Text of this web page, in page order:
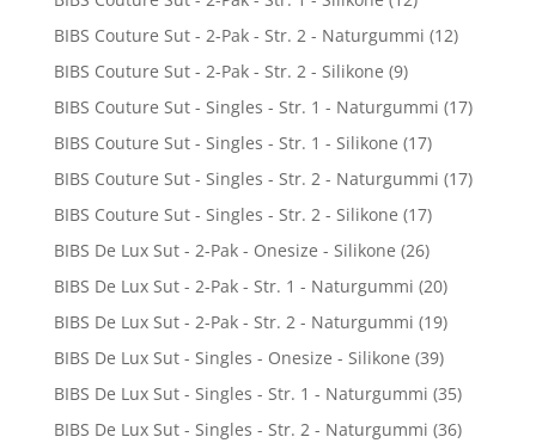
BIBS Couture Sut - 2-Pak - Str. 2 - Naturgummi (12)
BIBS Couture Sut - 2-Pak - Str. 2 - Silikone (9)
BIBS Couture Sut - Singles - Str. 1 - Naturgummi (17)
BIBS Couture Sut - Singles - Str. 1 - Silikone (17)
BIBS Couture Sut - Singles - Str. 2 - Naturgummi (17)
BIBS Couture Sut - Singles - Str. 2 - Silikone (17)
BIBS De Lux Sut - 2-Pak - Onesize - Silikone (26)
BIBS De Lux Sut - 2-Pak - Str. 1 - Naturgummi (20)
BIBS De Lux Sut - 2-Pak - Str. 2 - Naturgummi (19)
BIBS De Lux Sut - Singles - Onesize - Silikone (39)
BIBS De Lux Sut - Singles - Str. 1 - Naturgummi (35)
BIBS De Lux Sut - Singles - Str. 2 - Naturgummi (36)